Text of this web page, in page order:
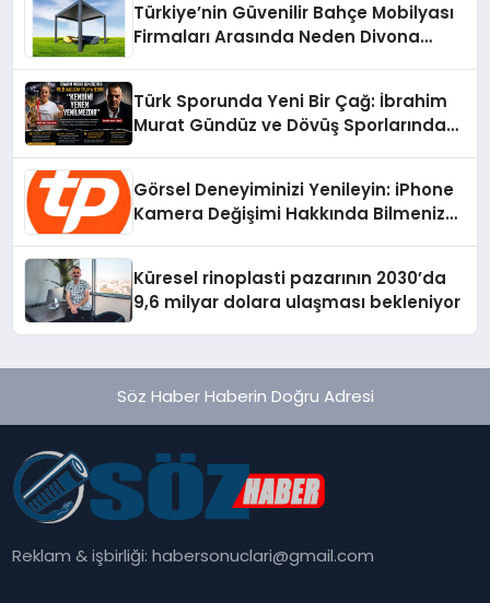
Türkiye’nin Güvenilir Bahçe Mobilyası
Firmaları Arasında Neden Divona
Türk Sporunda Yeni Bir Çağ: İbrahim
Murat Gündüz ve Dövüş Sporlarında
Görsel Deneyiminizi Yenileyin: iPhone
Kamera Değişimi Hakkında Bilmeniz
Küresel rinoplasti pazarının 2030’da
9,6 milyar dolara ulaşması bekleniyor
Söz Haber Haberin Doğru Adresi
Reklam & işbirliği:habersonuclari@gmail.com